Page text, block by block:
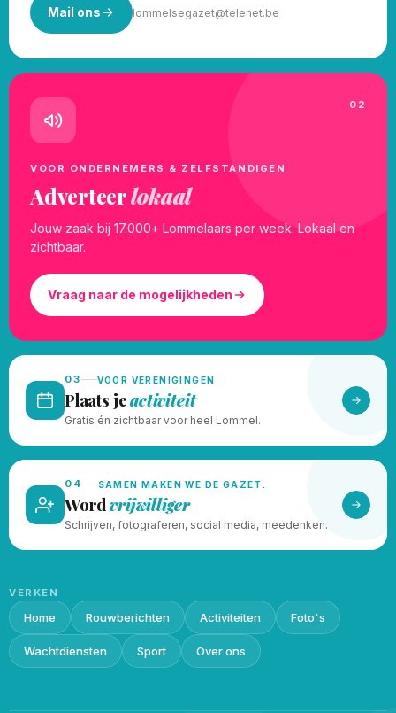
Mail ons lommelsegazet@telenet.be
02
VOOR ONDERNEMERS & ZELFSTANDIGEN
Adverteerlokaal
Jouw zaak bij 17.000+ Lommelaars per week. Lokaal en
zichtbaar.
Vraag naar de mogelijkheden
03 VOOR VERENIGINGEN
Plaats jeactiviteit
Gratis én zichtbaar voor heel Lommel.
04 SAMEN MAKEN WE DE GAZET.
Wordvrijwilliger
Schrijven, fotograferen, social media, meedenken.
VERKEN
Home Rouwberichten Activiteiten Foto's
Wachtdiensten Sport Over ons